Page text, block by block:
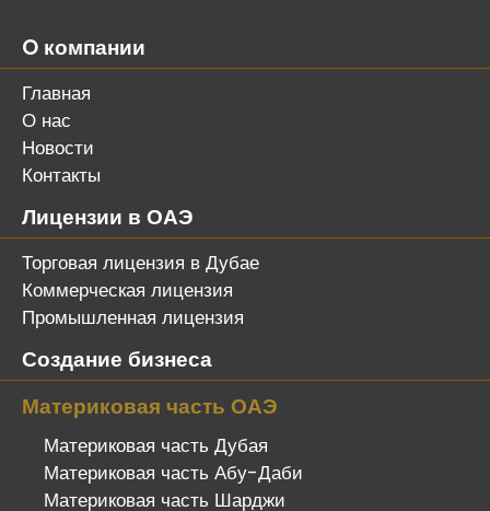
O компании
Главная
О нас
Новости
Контакты
Лицензии в ОАЭ
Торговая лицензия в Дубае
Коммерческая лицензия
Промышленная лицензия
Создание бизнеса
Материковая часть ОАЭ
Материковая часть Дубая
Материковая часть Абу-Даби
Материковая часть Шарджи